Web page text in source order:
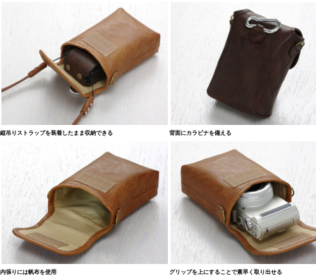
縦吊りストラップを装着したまま収納できる 背面にカラビナを備える
内張りには帆布を使用 グリップを上にすることで素早く取り出せる